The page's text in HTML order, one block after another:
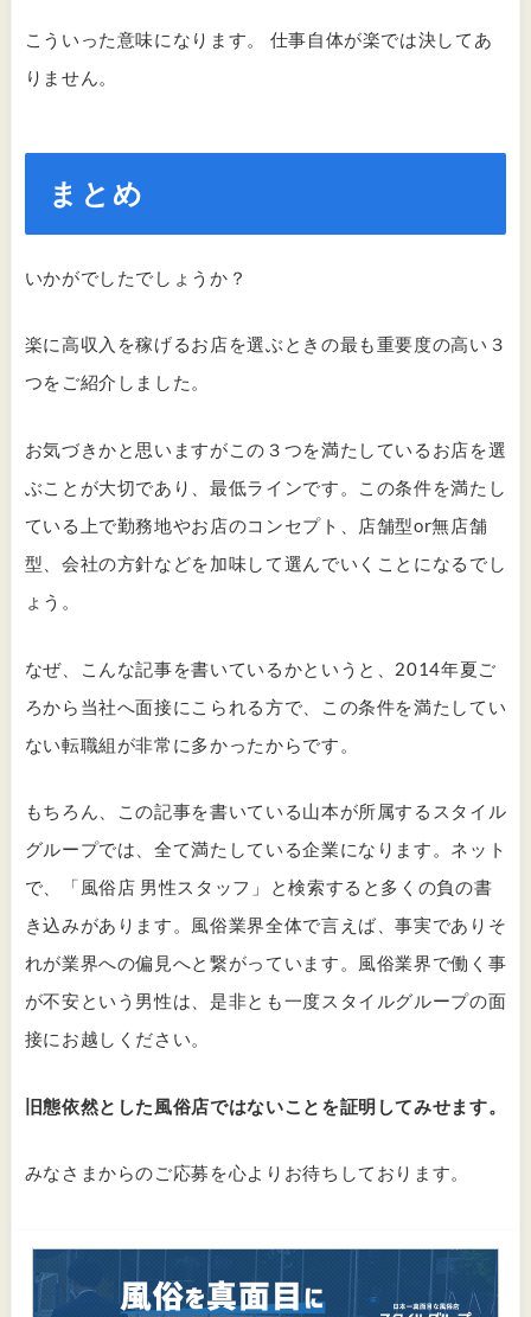
こういった意味になります。 仕事自体が楽では決してあ
りません。
まとめ
いかがでしたでしょうか？
楽に高収入を稼げるお店を選ぶときの最も重要度の高い３
つをご紹介しました。
お気づきかと思いますがこの３つを満たしているお店を選
ぶことが大切であり、最低ラインです。この条件を満たし
ている上で勤務地やお店のコンセプト、店舗型or無店舗
型、会社の方針などを加味して選んでいくことになるでし
ょう。
なぜ、こんな記事を書いているかというと、2014年夏ご
ろから当社へ面接にこられる方で、この条件を満たしてい
ない転職組が非常に多かったからです。
もちろん、この記事を書いている山本が所属するスタイル
グループでは、全て満たしている企業になります。ネット
で、「風俗店 男性スタッフ」と検索すると多くの負の書
き込みがあります。風俗業界全体で言えば、事実でありそ
れが業界への偏見へと繋がっています。風俗業界で働く事
が不安という男性は、是非とも一度スタイルグループの面
接にお越しください。
旧態依然とした風俗店ではないことを証明してみせます。
みなさまからのご応募を心よりお待ちしております。